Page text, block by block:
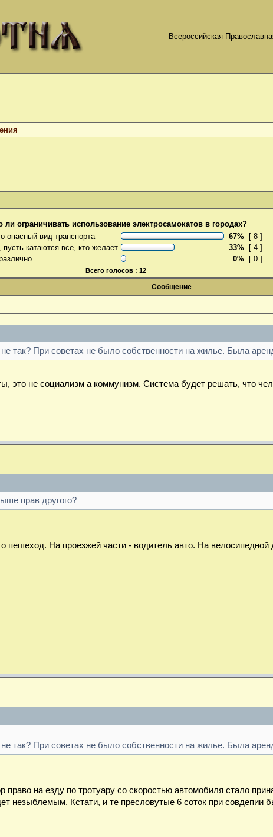
Всероссийская
ли ограничивать использование электросамокатов в городах?
опасный вид транспорта
67%
[ 8 ]
пусть катаются все, кто желает
33%
[ 4 ]
0% [ 0 ]
Всего голосов : 12
Сообщение
так? При советах не было собственности на жилье. Была
это не социализм а коммунизм. Система будет решать, что
прав другого?
пешеход. На проезжей части - водитель авто. На
так? При советах не было собственности на жилье. Была
право на езду по тротуару со скоростью автомобиля стало
незыблемым. Кстати, и те пресловутые 6 соток при совдепии